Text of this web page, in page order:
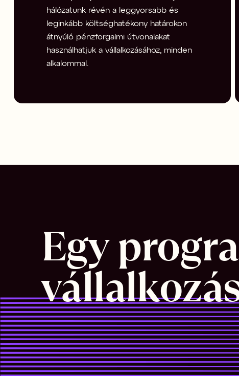
hálózatunk révén a leggyorsabb és
leginkább költséghatékony határokon
átnyúló pénzforgalmi útvonalakat
használhatjuk a vállalkozásához, minden
alkalommal.
Egy